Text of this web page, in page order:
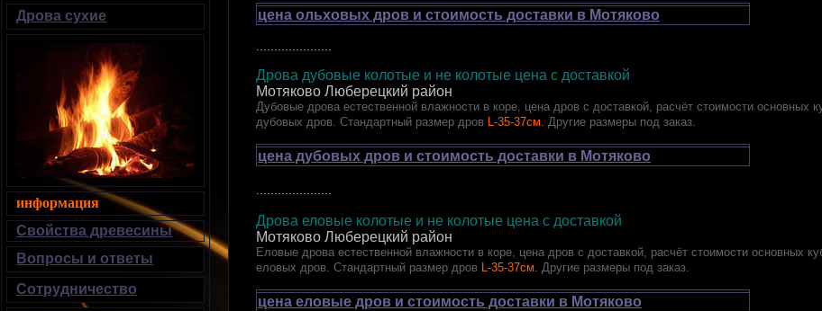
цена ольховых дров и стоимость доставки в Мотяково
Дрова дубовые колотые и не колотые цена с доставкой
Мотяково Люберецкий район
Дубовые дрова естественной влажности в коре, цена дров с доставкой, расчёт стоимости основных
дубовых дров. Стандартный размер дров
L-35-37см. Другие размеры под заказ.
цена дубовых дров и стоимость доставки в Мотяково
Дрова еловые колотые и не колотые цена с доставкой
Мотяково Люберецкий район
Еловые дрова естественной влажности в коре, цена дров с доставкой, расчёт стоимости основных
еловых дров. Стандартный размер дров L-35-37см. Другие размеры под заказ.
цена еловые дров и стоимость доставки в Мотяково
Дрова сухие
информация
Свойства древесины
Вопросы и ответы
Сотрудничество